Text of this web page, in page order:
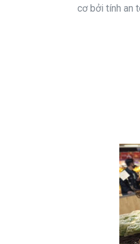
cơ bởi tính an